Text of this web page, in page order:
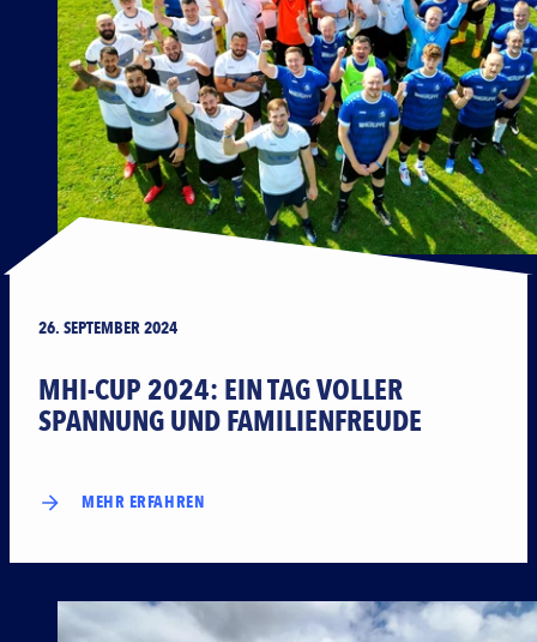
26. SEPTEMBER 2024
MHI-CUP 2024: EIN TAG VOLLER
SPANNUNG UND FAMILIENFREUDE
MEHR ERFAHREN